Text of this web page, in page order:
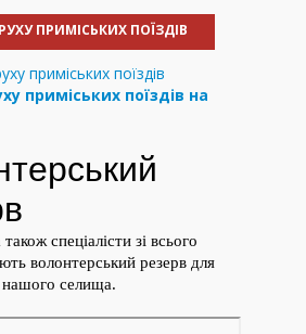
ПРИМІСЬКИХ ПОЇЗДІВ
приміських поїздів на